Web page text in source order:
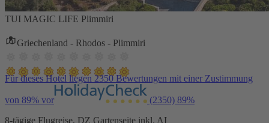
TUI MAGIC LIFE Plimmiri
Griechenland - Rhodos - Plimmiri
Für dieses Hotel liegen 2350 Bewertungen mit einer Zustimmung
von 89% vor (2350) 89%
8-tägige Flugreise, DZ Gartenseite inkl. AI